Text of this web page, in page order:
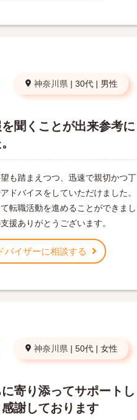
神奈川県 | 30代 | 男性
聞くことが出来参考に
も踏まえつつ、迅速で親切かつ丁
ドバイスをしていただけました。
転職活動を進めることができまし
援ありがとうございます。
バイザーに相談する
神奈川県 | 50代 | 女性
寄り添ってサポートし
謝しております